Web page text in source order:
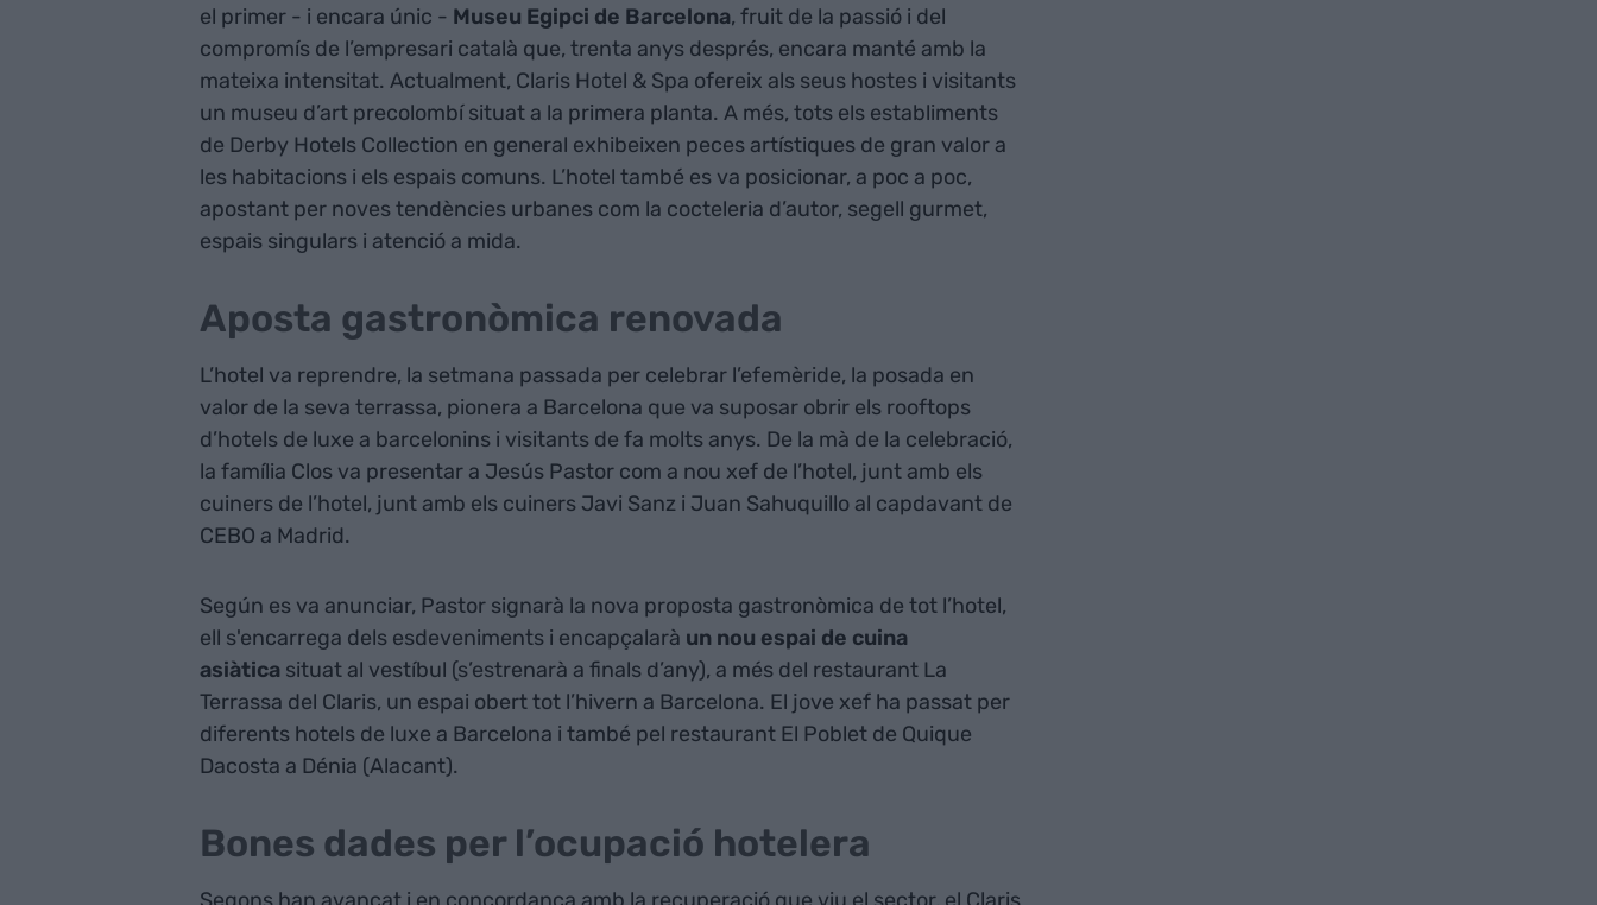
el primer - i encara únic - Museu Egipci de Barcelona, fruit de la passió i del
compromís de l’empresari català que, trenta anys després, encara manté amb la
mateixa intensitat. Actualment, Claris Hotel & Spa ofereix als seus hostes i visitants
un museu d’art precolombí situat a la primera planta. A més, tots els establiments
de Derby Hotels Collection en general exhibeixen peces artístiques de gran valor a
les habitacions i els espais comuns. L’hotel també es va posicionar, a poc a poc,
apostant per noves tendències urbanes com la cocteleria d’autor, segell gurmet,
espais singulars i atenció a mida.
Aposta gastronòmica renovada
L’hotel va reprendre, la setmana passada per celebrar l’efemèride, la posada en
valor de la seva terrassa, pionera a Barcelona que va suposar obrir els rooftops
d’hotels de luxe a barcelonins i visitants de fa molts anys. De la mà de la celebració,
la família Clos va presentar a Jesús Pastor com a nou xef de l’hotel, junt amb els
cuiners de l’hotel, junt amb els cuiners Javi Sanz i Juan Sahuquillo al capdavant de
CEBO a Madrid.
Según es va anunciar, Pastor signarà la nova proposta gastronòmica de tot l’hotel,
ell s'encarrega dels esdeveniments i encapçalarà un nou espai de cuina
asiàtica situat al vestíbul (s’estrenarà a finals d’any), a més del restaurant La
Terrassa del Claris, un espai obert tot l’hivern a Barcelona. El jove xef ha passat per
diferents hotels de luxe a Barcelona i també pel restaurant El Poblet de Quique
Dacosta a Dénia (Alacant).
Bones dades per l’ocupació hotelera